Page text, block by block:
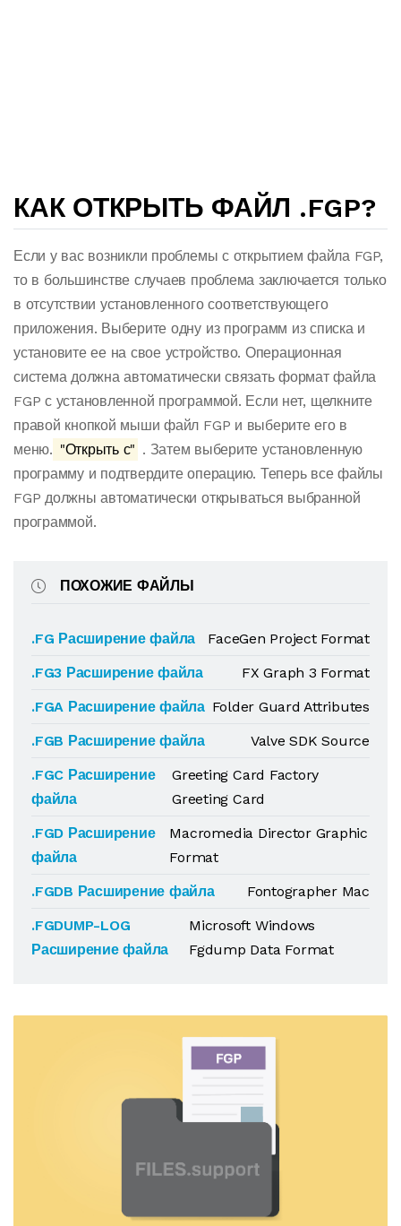
КАК ОТКРЫТЬ ФАЙЛ .FGP?
Если у вас возникли проблемы с открытием файла FGP,
то в большинстве случаев проблема заключается только
в отсутствии установленного соответствующего
приложения. Выберите одну из программ из списка и
установите ее на свое устройство. Операционная
система должна автоматически связать формат файла
FGP с установленной программой. Если нет, щелкните
правой кнопкой мыши файл FGP и выберите его в
меню. "Открыть с" . Затем выберите установленную
программу и подтвердите операцию. Теперь все файлы
FGP должны автоматически открываться выбранной
программой.
ПОХОЖИЕ ФАЙЛЫ
.FG Расширение файла
FaceGen Project Format
.FG3 Расширение файла
FX Graph 3 Format
.FGA Расширение файла Folder Guard Attributes
.FGB Расширение файла
Valve SDK Source
.FGC Расширение
файла
Greeting Card Factory
Greeting Card
.FGD Расширение
файла
Macromedia Director Graphic
Format
.FGDB Расширение файла
Fontographer Mac
.FGDUMP-LOG
Расширение файла
Microsoft Windows
Fgdump Data Format